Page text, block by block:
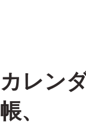
カレン
帳、